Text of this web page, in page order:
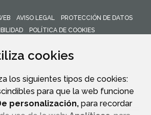
cookies
los siguientes tipos de cookies:
para que la web funcione
personalización, para recordar
AVISO LEGAL
PROTECCIÓN DE DATOS
POLÍTICA DE COOKIES